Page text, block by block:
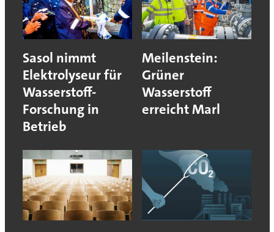
Sasol nimmt
Elektrolyseur für
Wasserstoff-
Forschung in
Betrieb
Meilenstein:
Grüner
Wasserstoff
erreicht Marl